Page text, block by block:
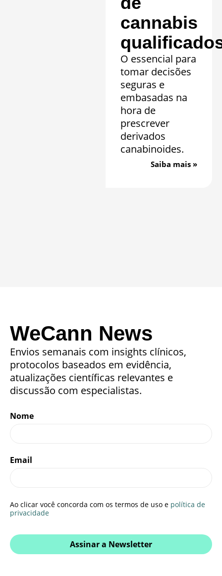
cannabis
O essencial para
tomar decisões
seguras e
embasadas na
hora de
prescrever
derivados
canabinoides.
Saiba mais »
WeCann News
Envios semanais com insights clínicos,
protocolos baseados em evidência,
atualizações científicas relevantes e
discussão com especialistas.
Nome
Email
Ao clicar você concorda com os termos de uso e política de
privacidade
Assinar a Newsletter